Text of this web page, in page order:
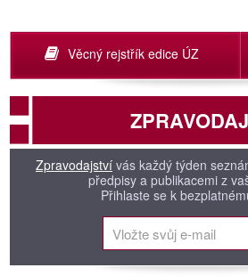
Věcný rejstřík edice ÚZ
Zpravodajství vás každý týden
předpisy a publikacemi z
Přihlaste se k